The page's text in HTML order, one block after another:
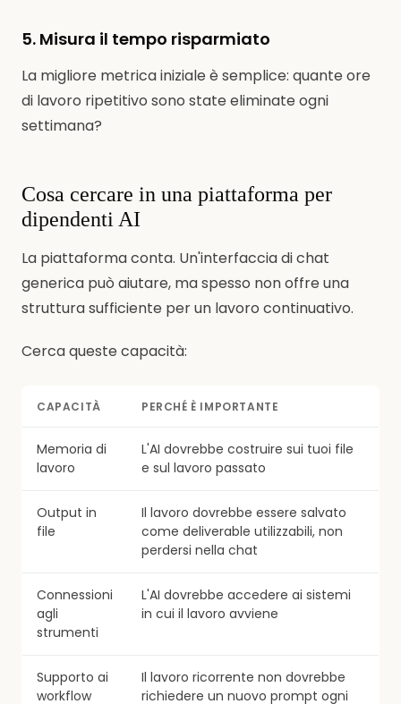
5. Misura il tempo risparmiato
La migliore metrica iniziale è semplice: quante ore
di lavoro ripetitivo sono state eliminate ogni
settimana?
Cosa cercare in una piattaforma per
dipendenti AI
La piattaforma conta. Un'interfaccia di chat
generica può aiutare, ma spesso non offre una
struttura sufficiente per un lavoro continuativo.
Cerca queste capacità:
CAPACITÀ PERCHÉ È IMPORTANTE
Memoria di
lavoro
L'AI dovrebbe costruire sui tuoi file
e sul lavoro passato
Output in
file
Il lavoro dovrebbe essere salvato
come deliverable utilizzabili, non
perdersi nella chat
Connessioni
agli
strumenti
L'AI dovrebbe accedere ai sistemi
in cui il lavoro avviene
Supporto ai
workflow
Il lavoro ricorrente non dovrebbe
richiedere un nuovo prompt ogni